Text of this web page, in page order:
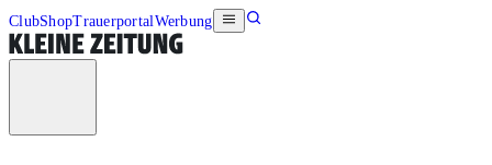
ClubShopTrauerportalWerbung